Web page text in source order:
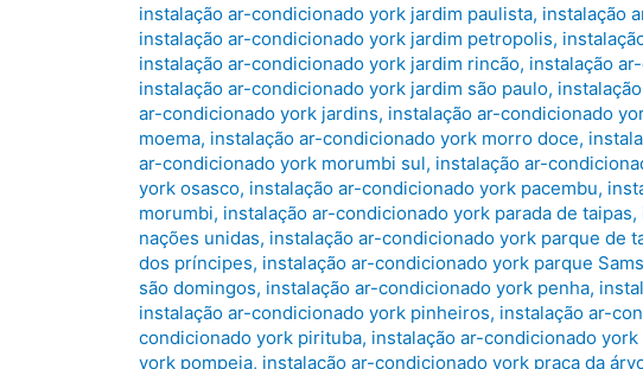
instalação ar-condicionado york jardim paulista, instalação
instalação ar-condicionado york jardim petropolis,
instalação ar-condicionado york jardim rincão, instalação
instalação ar-condicionado york jardim são paulo,
ar-condicionado york jardins, instalação ar-condicionado
moema, instalação ar-condicionado york morro doce,
ar-condicionado york morumbi sul, instalação ar-
york osasco, instalação ar-condicionado york pacembu,
morumbi, instalação ar-condicionado york parada de taipas,
nações unidas, instalação ar-condicionado york parque de
dos príncipes, instalação ar-condicionado york parque
são domingos, instalação ar-condicionado york penha,
instalação ar-condicionado york pinheiros, instalação ar-
condicionado york pirituba, instalação ar-condicionado
york pompeia, instalação ar-condicionado york praça da